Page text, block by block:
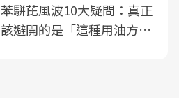
苯駢芘風波10大疑問：真正
該避開的是「這種用油方